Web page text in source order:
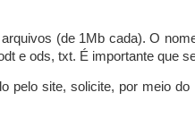
(de 1Mb cada). O
e ods, txt. É importante que
pelo site, solicite, por meio